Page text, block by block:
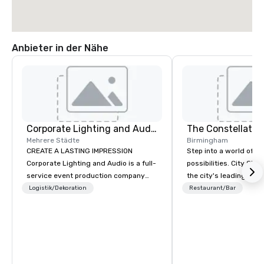
Anbieter in der Nähe
Corporate Lighting and Audio
Mehrere Städte
CREATE A LASTING IMPRESSION
Corporate Lighting and Audio is a full-
service event production company
specializing in concerts, conferences,
Logistik/Dekoration
The
Birmingham
Step into a world of
possibilities. City Club
the city's leading
purpose and
Restaurant/Bar